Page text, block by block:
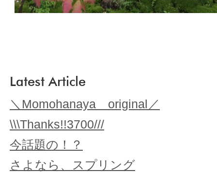
Latest Article
＼Momohanaya original／
\\\Thanks!!3700///
今話題の！？
さよなら、スプリング